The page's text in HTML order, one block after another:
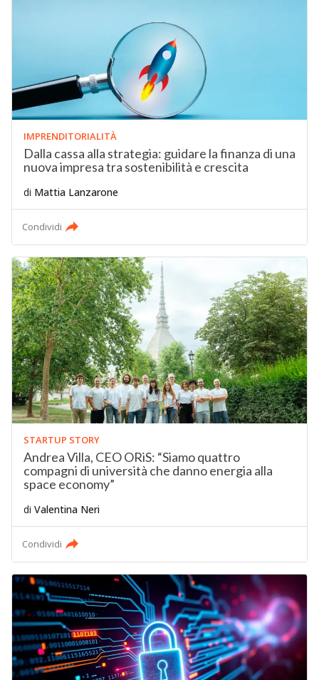
IMPRENDITORIALITÀ
Dalla cassa alla strategia: guidare la finanza di una
nuova impresa tra sostenibilità e crescita
di Mattia Lanzarone
Condividi
STARTUP STORY
Andrea Villa, CEO ORiS: “Siamo quattro
compagni di università che danno energia alla
space economy”
di Valentina Neri
Condividi